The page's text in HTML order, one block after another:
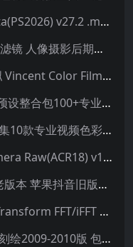
Adobe Photoshop 2026 Beta(PS2026) v27.2 .m3292 AI 中文绿色免安装版
DVLOP 胶片预设 电影感调色滤镜 人像摄影后期处理 婚礼跟拍风格 柯达胶片模拟效果+配置文件 PS/LR JOSE VILLA – For the Love of Film – Kodak Presets
柯达5207 5219 仿真胶片模拟 Vincent Color Film PowerGrade 下载 LUT预设怀旧外观色彩分级达芬奇调色节
NORTHBORDERS超值四代预设整合包100+专业Lightroom预设含教程与RAW样片 MEGA PACK
LUTs预设超饱和调色风格合集10款专业视频色彩视频剪辑预设Motion Array – Super Saturated LUTs Pack
ACR18官方下载 Adobe Camera Raw(ACR18) v18.1.1 for Mac 中文最新免费正式版 下载
抖音短视频旧版11.1.0历史老版本 苹果抖音旧版本ios恢复抖音旧版本11.1安装包
PS去除老照片网纹Fourier Transform FFT/iFFT 滤镜-32/64位
文泰雕刻软件2002版及文泰刻绘2009-2010版 包含教程(支持Win7~Win10 64位)